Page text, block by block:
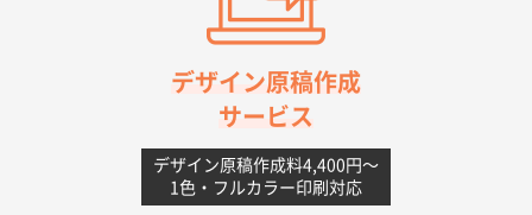
【ポリ】特別ご注文ページ1000枚
2026年06月08日 17:38
対応の速さ、丁寧さ、提案など
不織布フラットバッグ（A4縦サイズ）1000枚
2026年05月25日 15:10
デザイン原稿作成
サービス
デザイン原稿作成料4,400円〜
1色・フルカラー印刷対応